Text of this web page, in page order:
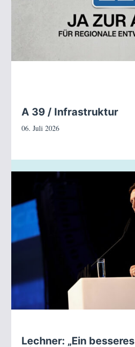
A 39 / Infrastruktur
06. Juli 2026
Lechner: „Ein besseres